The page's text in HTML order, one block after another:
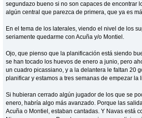
segundazo bueno si no son capaces de encontrar
algún central que parezca de primera, que ya es
En el tema de los laterales, viendo el nivel de los
seriamente quedarme con Acuña y/o Montiel.
Ojo, que pienso que la planificación está siendo
se han tocado los huevos de enero a junio, pero
un cuadro picassiano, y a la delantera le faltan 20
planificar y estamos a tres semanas de empezar la
Si hubieran cerrado algún jugador de los que se
enero, habría algo más avanzado. Porque las
Acuña o Montiel, estaban cantadas. Y Navas está